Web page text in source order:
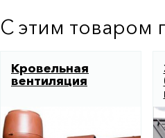
С этим товаром
Кровельная
вентиляция